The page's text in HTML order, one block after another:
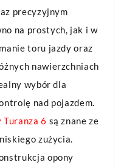
precyzyjnym
na prostych, jak i w
toru jazdy oraz
nawierzchniach
wybór dla
nad pojazdem.
Turanza 6 są znane ze
zużycia.
opony